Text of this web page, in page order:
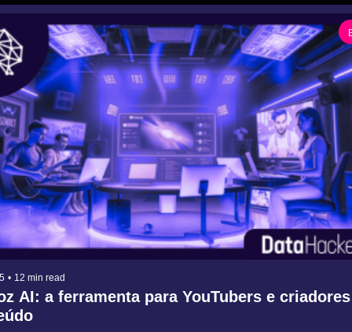
• 12 min read
AI: a ferramenta para YouTubers e